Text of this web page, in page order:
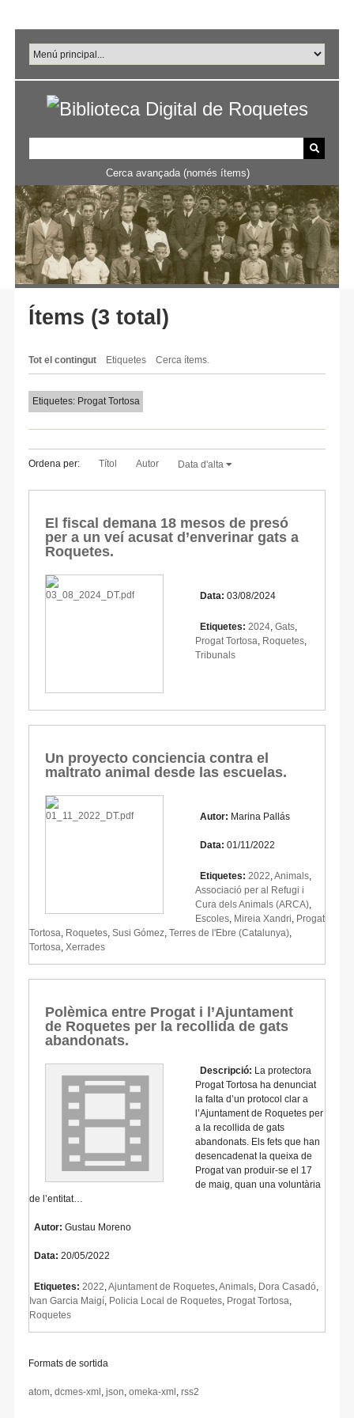
principal
Cerca avançada (només ítems)
Ítems (3 total)
Tot el contingut Etiquetes Cerca ítems.
Etiquetes: Progat Tortosa
Ordena per: Títol Autor Data d'alta
El fiscal demana 18 mesos de presó
per a un veí acusat d’enverinar gats a
Roquetes.
Data: 03/08/2024
Etiquetes: 2024 Gats
Progat Tortosa Roquetes
Tribunals
Un proyecto conciencia contra el
maltrato animal desde las escuelas.
Autor: Marina Pallás
Data: 01/11/2022
Etiquetes: 2022 Animals
Associació per al Refugi i
Cura dels Animals (ARCA)
Escoles Mireia Xandri Progat
Tortosa Roquetes Susi Gómez Terres de l'Ebre (Catalunya)
Tortosa Xerrades
Polèmica entre Progat i l’Ajuntament
de Roquetes per la recollida de gats
abandonats.
Descripció: La protectora
Progat Tortosa ha denunciat
la falta d’un protocol clar a
l’Ajuntament de Roquetes per
a la recollida de gats
abandonats. Els fets que han
desencadenat la queixa de
Progat van produir-se el 17
de maig, quan una voluntària
de l’entitat…
Autor: Gustau Moreno
Data: 20/05/2022
Etiquetes: 2022 Ajuntament de Roquetes Animals Dora Casadó
Ivan Garcia Maigí Policia Local de Roquetes Progat Tortosa
Roquetes
Formats de sortida
atom dcmes-xml json omeka-xml rss2